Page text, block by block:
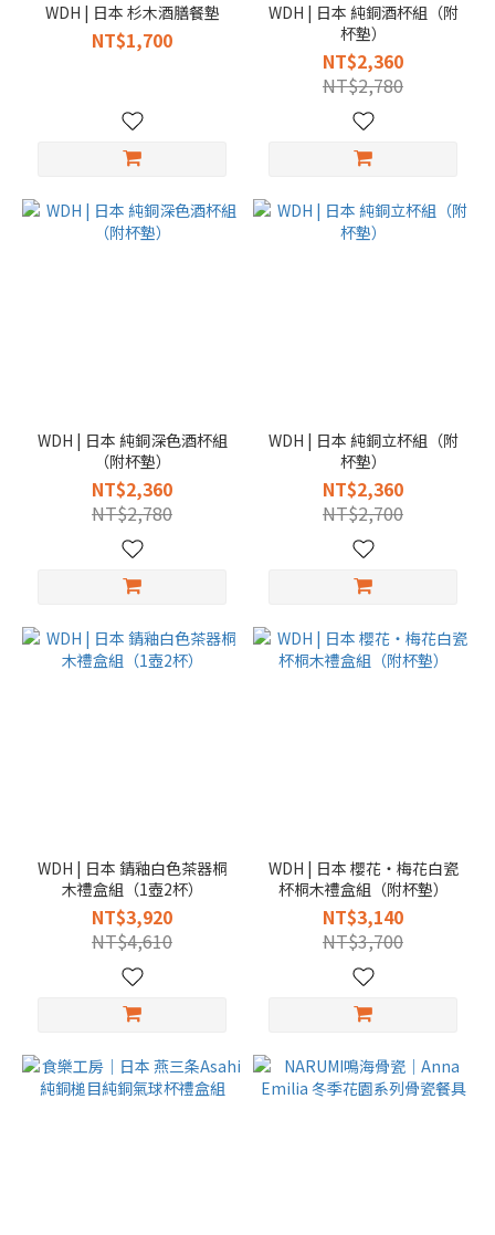
WDH | 日本 杉木酒膳餐墊
NT$1,700
WDH | 日本 純銅酒杯組（附
杯墊）
NT$2,360
NT$2,780
WDH | 日本 純銅深色酒杯組
（附杯墊）
NT$2,360
NT$2,780
WDH | 日本 純銅立杯組（附
杯墊）
NT$2,360
NT$2,700
WDH | 日本 錆釉白色茶器桐
木禮盒組（1壺2杯）
NT$3,920
NT$4,610
WDH | 日本 櫻花・梅花白瓷
杯桐木禮盒組（附杯墊）
NT$3,140
NT$3,700